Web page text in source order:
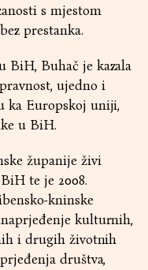
s mjestom
prestanka.
BiH, Buhač je kazala
ujedno i
ka Europskoj uniji,
u BiH.
županije živi
te je 2008.
kninske
kulturnih,
i drugih životnih
društva,